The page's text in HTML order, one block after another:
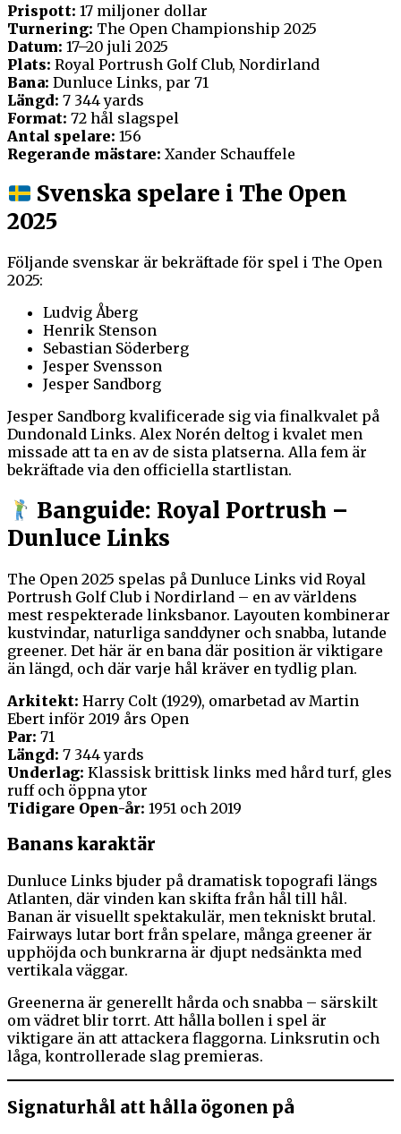
Prispott: 17 miljoner dollar
Turnering: The Open Championship 2025
Datum: 17–20 juli 2025
Plats: Royal Portrush Golf Club, Nordirland
Bana: Dunluce Links, par 71
Längd: 7 344 yards
Format: 72 hål slagspel
Antal spelare: 156
Regerande mästare: Xander Schauffele
Svenska spelare i The Open
2025
Följande svenskar är bekräftade för spel i The Open
2025:
Ludvig Åberg
Henrik Stenson
Sebastian Söderberg
Jesper Svensson
Jesper Sandborg
Jesper Sandborg kvalificerade sig via finalkvalet på
Dundonald Links. Alex Norén deltog i kvalet men
missade att ta en av de sista platserna. Alla fem är
bekräftade via den officiella startlistan.
Banguide: Royal Portrush –
Dunluce Links
The Open 2025 spelas på Dunluce Links vid Royal
Portrush Golf Club i Nordirland – en av världens
mest respekterade linksbanor. Layouten kombinerar
kustvindar, naturliga sanddyner och snabba, lutande
greener. Det här är en bana där position är viktigare
än längd, och där varje hål kräver en tydlig plan.
Arkitekt: Harry Colt (1929), omarbetad av Martin
Ebert inför 2019 års Open
Par: 71
Längd: 7 344 yards
Underlag: Klassisk brittisk links med hård turf, gles
ruff och öppna ytor
Tidigare Open-år: 1951 och 2019
Banans karaktär
Dunluce Links bjuder på dramatisk topografi längs
Atlanten, där vinden kan skifta från hål till hål.
Banan är visuellt spektakulär, men tekniskt brutal.
Fairways lutar bort från spelare, många greener är
upphöjda och bunkrarna är djupt nedsänkta med
vertikala väggar.
Greenerna är generellt hårda och snabba – särskilt
om vädret blir torrt. Att hålla bollen i spel är
viktigare än att attackera flaggorna. Linksrutin och
låga, kontrollerade slag premieras.
Signaturhål att hålla ögonen på